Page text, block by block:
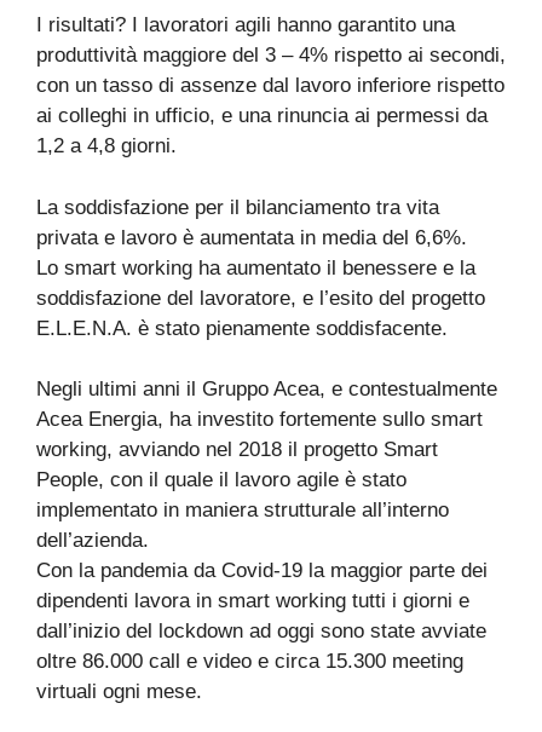
I risultati? I lavoratori agili hanno garantito una
produttività maggiore del 3 – 4% rispetto ai secondi,
con un tasso di assenze dal lavoro inferiore rispetto
ai colleghi in ufficio, e una rinuncia ai permessi da
1,2 a 4,8 giorni.
La soddisfazione per il bilanciamento tra vita
privata e lavoro è aumentata in media del 6,6%.
Lo smart working ha aumentato il benessere e la
soddisfazione del lavoratore, e l’esito del progetto
E.L.E.N.A. è stato pienamente soddisfacente.
Negli ultimi anni il Gruppo Acea, e contestualmente
Acea Energia, ha investito fortemente sullo smart
working, avviando nel 2018 il progetto Smart
People, con il quale il lavoro agile è stato
implementato in maniera strutturale all’interno
dell’azienda.
Con la pandemia da Covid-19 la maggior parte dei
dipendenti lavora in smart working tutti i giorni e
dall’inizio del lockdown ad oggi sono state avviate
oltre 86.000 call e video e circa 15.300 meeting
virtuali ogni mese.